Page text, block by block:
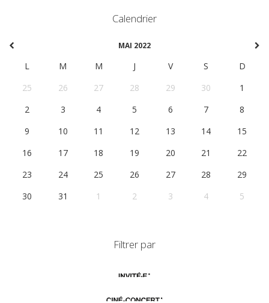
Calendrier
MAI 2022
L M M J V S
D
25
26 27 28 29 30
1
2
3 4 5 6 7
8
9
10 11 12 13 14
15
16
17 18 19 20 21
22
23
24 25 26 27 28
29
30
31 1 2 3 4 5
Filtrer par